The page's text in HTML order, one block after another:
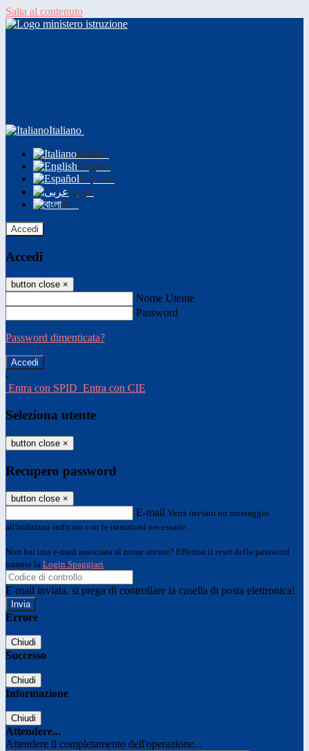
Salta al contenuto
Italiano
Italiano
English
Español
عربى
বাংলা
Accedi
Accedi
button close ×
Nome Utente
Password
Password dimenticata?
-
Entra con SPID Entra con CIE
Seleziona utente
button close ×
Recupero password
button close ×
E-mail Verrà inviato un messaggio
all'indirizzo indicato con le istruzioni necessarie.
Non hai una e-mail associata al nome utente? Effettua il reset della password
tramite la Login Spaggiari
E-mail inviata, si prega di controllare la casella di posta elettronica!
Errore
Chiudi
Successo
Chiudi
Informazione
Chiudi
Attendere...
Attendere il completamento dell'operazione...